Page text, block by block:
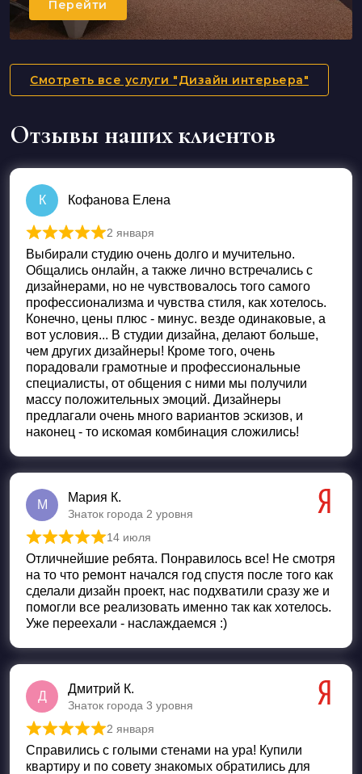
Перейти
Смотреть все услуги "Дизайн интерьера"
Отзывы наших клиентов
К Кофанова Елена
Оценка 5из 5
2 января
Выбирали студию очень долго и мучительно.
Общались онлайн, а также лично встречались с
дизайнерами, но не чувствовалось того самого
профессионализма и чувства стиля, как хотелось.
Конечно, цены плюс - минус. везде одинаковые, а
вот условия... В студии дизайна, делают больше,
чем других дизайнеры! Кроме того, очень
порадовали грамотные и профессиональные
специалисты, от общения с ними мы получили
массу положительных эмоций. Дизайнеры
предлагали очень много вариантов эскизов, и
наконец - то искомая комбинация сложились!
М
Мария К.
Знаток города 2 уровня
Оценка 5 из 5
14 июля
Отличнейшие ребята. Понравилось все! Не смотря
на то что ремонт начался год спустя после того как
сделали дизайн проект, нас подхватили сразу же и
помогли все реализовать именно так как хотелось.
Уже переехали - наслаждаемся :)
Д
Дмитрий К.
Знаток города 3 уровня
Оценка 5из 5
2 января
Справились с голыми стенами на ура! Купили
квартиру и по совету знакомых обратились для